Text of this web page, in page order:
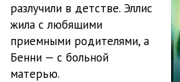
Подумай дважды_Глава_010
Подумай дважды_Глава_011
Подумай дважды_Глава_012
разлучили в детстве. Эллис
жила с любящими
приемными родителями, а
Бенни — с больной
матерью.